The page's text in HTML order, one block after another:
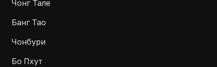
Чонг Тале
Банг Тао
Чонбури
Бо Пхут